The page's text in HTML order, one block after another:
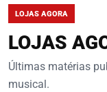
LOJAS AGORA
LOJAS
Últimas matérias
musical.